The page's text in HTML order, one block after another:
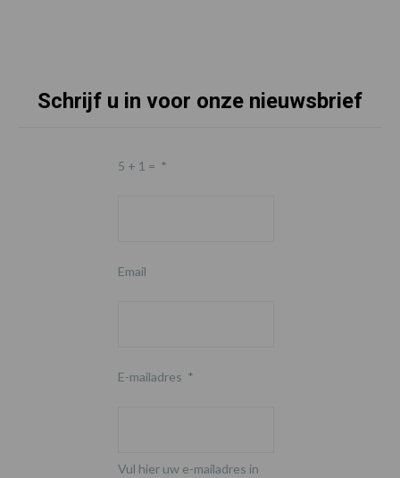
FooterSchrijf u in voor onze nieuwsbrief
5 + 1 = *
Email
E-mailadres *
Vul hier uw e-mailadres in